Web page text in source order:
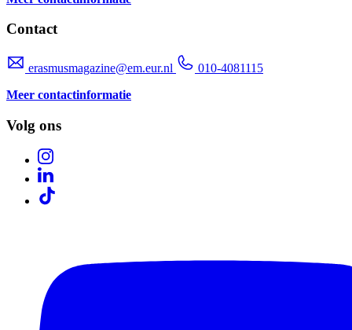
Contact
erasmusmagazine@em.eur.nl
010-4081115
Meer contactinformatie
Volg ons